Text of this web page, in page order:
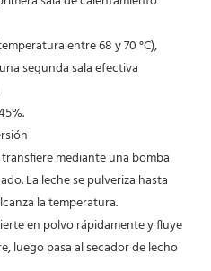
segunda sala efectiva
La leche se pulveriza hasta
la temperatura.
luego pasa al secador de lecho